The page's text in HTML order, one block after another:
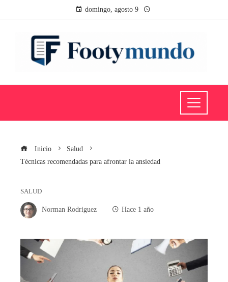
domingo, agosto 9
Inicio
Salud
Técnicas recomendadas para afrontar la ansiedad
SALUD
Norman Rodriguez Hace 1 año